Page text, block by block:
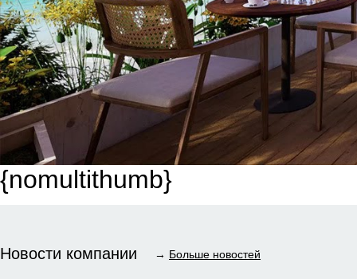
{nomultithumb}
Новости компании → Больше новостей